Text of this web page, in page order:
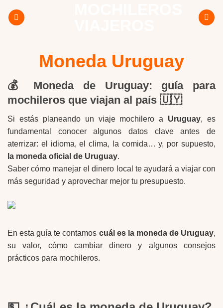
Moneda Uruguay
💰 Moneda de Uruguay: guía para
mochileros que viajan al país 🇺🇾
Si estás planeando un viaje mochilero a Uruguay, es
fundamental conocer algunos datos clave antes de
aterrizar: el idioma, el clima, la comida… y, por supuesto,
la moneda oficial de Uruguay.
Saber cómo manejar el dinero local te ayudará a viajar con
más seguridad y aprovechar mejor tu presupuesto.
En esta guía te contamos cuál es la moneda de Uruguay,
su valor, cómo cambiar dinero y algunos consejos
prácticos para mochileros.